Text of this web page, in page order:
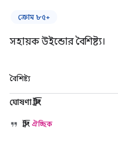
ক্রোম ৮৫+
সহায়ক উইন্ডোর বৈশিষ্ট্য।
বৈশিষ্ট্য
ঘোষণা স্ট্রিং
স্ট্রিং ঐচ্ছিক